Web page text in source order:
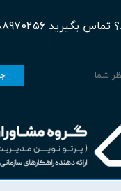
بگیرید 02188970256